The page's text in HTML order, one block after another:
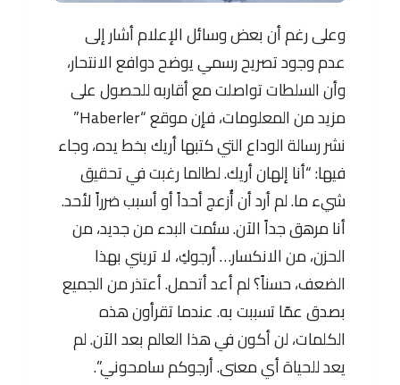
وعلى رغم أن بعض وسائل الإعلام أشار إلى
عدم وجود تصريح رسمي يوضح دوافع الانتحار،
وأن السلطات تواصلت مع أقاربه للحصول على
مزيد من المعلومات، فإن موقع “Haberler”
نشر رسالة الوداع التي كتبها أريك بخط يده، وجاء
فيها: “أنا إلهان أريك. لطالما رغبت في تحقيق
شيء ما. لم أرد أن أُزعج أحداً أو أسبب ضرراً لأحد.
أنا مرهق جداً الآن. سئمت البدء من جديد، من
الحزن، من الانكسار… أرجوكِ، لا تريني بهذا
الضعف، حسناً؟ لم أعد أتحمل. أعتذر من الجميع
بصدق عمّا تسببت به. عندما تقرأون هذه
الكلمات، لن أكون في هذا العالم بعد الآن. لم
يعد للحياة أي معنى. أرجوكم سامحوني”.